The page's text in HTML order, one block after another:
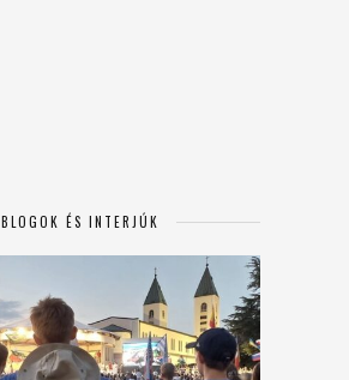
BLOGOK ÉS INTERJÚK